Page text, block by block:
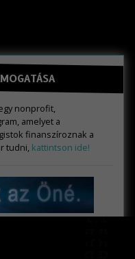
nonprofit,
amelyet a
finanszíroznak a
tudni, kattintson ide!